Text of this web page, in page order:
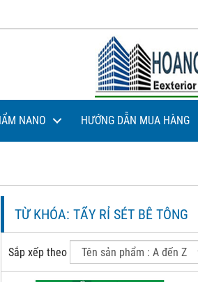
NANO HƯỚNG DẪN MUA HÀNG
TỪ KHÓA: TẨY RỈ SÉT BÊ TÔNG
Sắp xếp theo